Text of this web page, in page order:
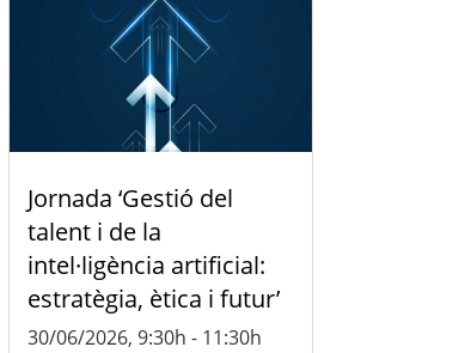
Jornada ‘Gestió del
talent i de la
intel·ligència artificial:
estratègia, ètica i futur’
30/06/2026, 9:30h - 11:30h